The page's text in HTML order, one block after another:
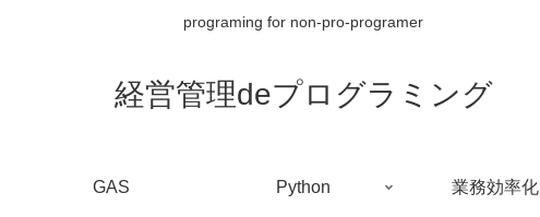
programing for non-pro-programer
経営管理deプログラミング
GAS Python 業務効率化